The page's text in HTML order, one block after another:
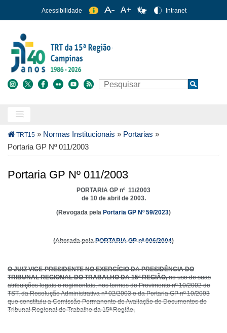
para
conteúdo
principal
Acessibilidade Intranet
Buscar Search
Trilha
de
TRT15 » Normas Institucionais » Portarias »
Portaria GP Nº 011/2003
Portaria GP Nº 011/2003
PORTARIA GP nº 11/2003
de 10 de abril de 2003.
(Revogada pela Portaria GP Nº 59/2023)
(Alterada pelaPORTARIA GP nº 006/2004)
O JUIZ VICE-PRESIDENTE NO EXERCÍCIO DA PRESIDÊNCIA DO
TRIBUNAL REGIONAL DO TRABALHO DA 15ª REGIÃO,no uso de suas
atribuições legais e regimentais, nos termos do Provimento nº 10/2002 do
TST, da Resolução Administrativa nº 02/2003 e da Portaria GP nº 10/2003
que constituiu a Comissão Permanente de Avaliação de Documentos do
Tribunal Regional do Trabalho da 15ª Região,